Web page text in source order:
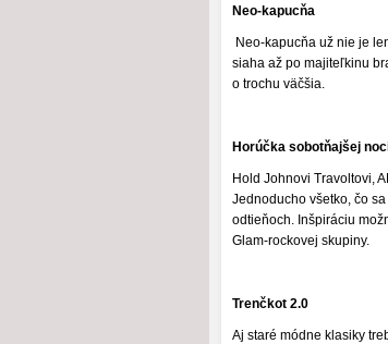
Neo-kapucňa
Neo-kapucňa už nie je
siaha až po majiteľkinu
o trochu väčšia.
Horúčka sobotňajšej
Hold Johnovi Travoltovi,
Jednoducho všetko, čo
odtieňoch. Inšpiráciu
Glam-rockovej skupiny.
Trenčkot 2.0
Aj staré módne klasiky